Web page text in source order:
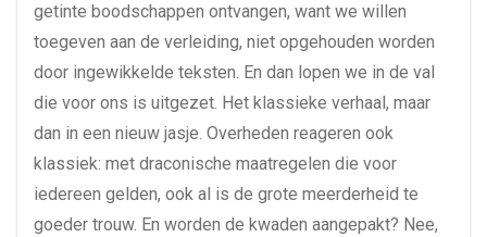
getinte boodschappen ontvangen, want we willen
toegeven aan de verleiding, niet opgehouden worden
door ingewikkelde teksten. En dan lopen we in de val
die voor ons is uitgezet. Het klassieke verhaal, maar
dan in een nieuw jasje. Overheden reageren ook
klassiek: met draconische maatregelen die voor
iedereen gelden, ook al is de grote meerderheid te
goeder trouw. En worden de kwaden aangepakt? Nee,